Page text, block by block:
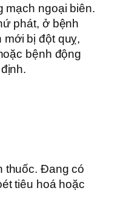
mạch ngoại biên.
phát, ở bệnh
bị đột quỵ,
bệnh động
thuốc. Ðang có
tiêu hoá hoặc